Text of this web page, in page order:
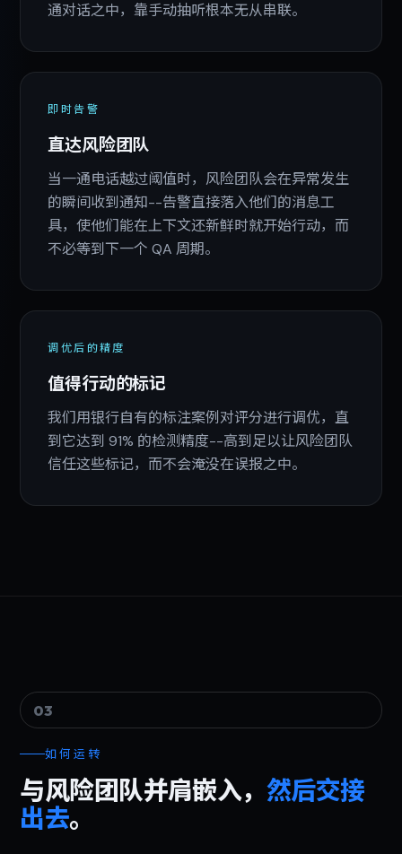
通对话之中，靠手动抽听根本无从串联。
即时告警
直达风险团队
当一通电话越过阈值时，风险团队会在异常发生
的瞬间收到通知--告警直接落入他们的消息工
具，使他们能在上下文还新鲜时就开始行动，而
不必等到下一个 QA 周期。
调优后的精度
值得行动的标记
我们用银行自有的标注案例对评分进行调优，直
到它达到 91% 的检测精度--高到足以让风险团队
信任这些标记，而不会淹没在误报之中。
03
如何运转
与风险团队并肩嵌入， 然后交接
出去。